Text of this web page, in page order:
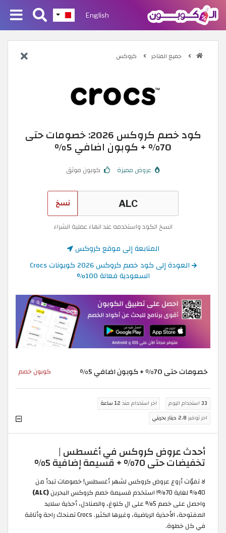
English
جميع المتاجر كروكس
كود خصم كروكس 2026: خصومات حتى
70% + كوبون اضافي 5%
عروض مميزة كوبون موثق
نسخ
انسخ الكود واستخدمه عند انهاء عملية الشراء
المتابعة إلى موقع كروكس
العودة إلى كود خصم كروكس 2026 كوبونات Crocs
السعودية فعالة 100%
خصومات حتى 70% + كوبون اضافي 5% كوبون خصم
33 استخدام اليوم اخر استخدام منذ 12 ساعة
اخر توفير 2.8 دينار بحريني
أحدث عروض كروكس في أغسطس |
تخفيضات حتى 70% + قسيمة إضافية 5%
لا تفوّت أروع عروض كروكس لشهر أغسطس! خصومات تبدأ من
40% لغاية 70%! استخدم قسيمة خصم كروكس البحرين
(ALC)
واحصل على خصم 5% على ال كلوغ، والصنادل، أحذية سلايد
المفتوحة، الأحذية الرياضية، وغيرها الكثير. Crocs تمنحك راحة وأناقة
في كل خطوة.